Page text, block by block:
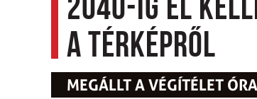
2040-ig el
a térképről
MEGÁLLT A VÉGÍTÉLET ÓRA